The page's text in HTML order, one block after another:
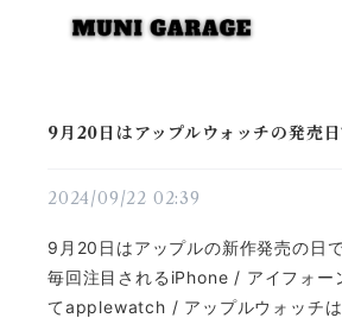
9月20日はアップルウォッチの発売
2024/09/22 02:39
9月20日はアップルの新作発売の日で
毎回注目されるiPhone / アイフォー
てapplewatch / アップルウォッチ